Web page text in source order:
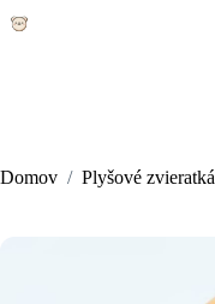
to
Domov / Plyšové zvieratká